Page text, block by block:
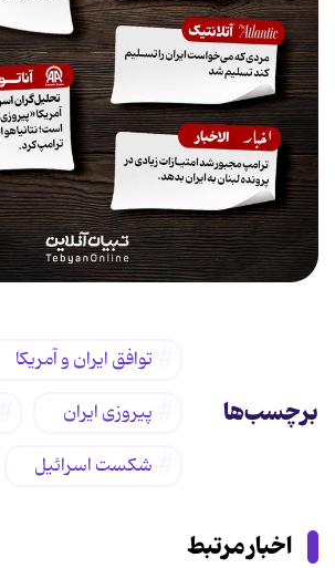
برچسب‌ها
توافق ایران و آمریکا
پیروزی ایران
شکست اسرائیل
اخبار مرتبط